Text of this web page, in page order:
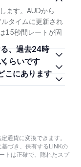
ます。AUDから
タイムに更新され
15秒間レートが固
。
通貨に変換できます。
づき、保有するLINKの
トは正確で、隠れたスプ